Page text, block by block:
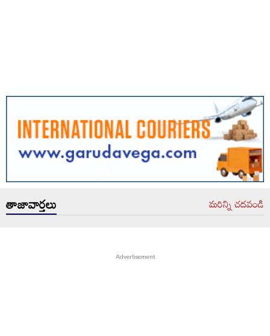
తాజావార్తలు మరిన్ని చదవండి